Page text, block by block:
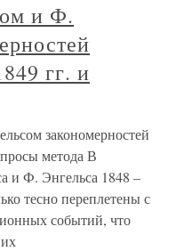
и Ф.
гг. и
закономерностей
метода В
и Ф. Энгельса 1848 –
тесно переплетены с
событий, что